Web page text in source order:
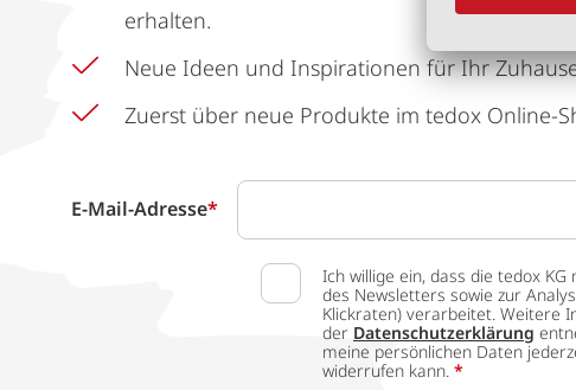
erhalten.
Neue Ideen und Inspirationen für Ihr
Zuerst über neue Produkte im tedox Online-
E-Mail-Adresse*
Ich willige ein, dass die tedox
des Newsletters sowie zur
Klickraten) verarbeitet. Weitere
der Datenschutzerklärung
meine persönlichen Daten
widerrufen kann. *